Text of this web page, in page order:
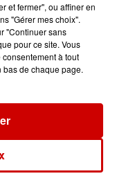
vos entrées
de votre
- Gagnez
famille au cœur
et fermer", ou affiner en
"Gérer mes choix".
"Continuer sans
pour ce site. Vous
à tout
bas de chaque page.